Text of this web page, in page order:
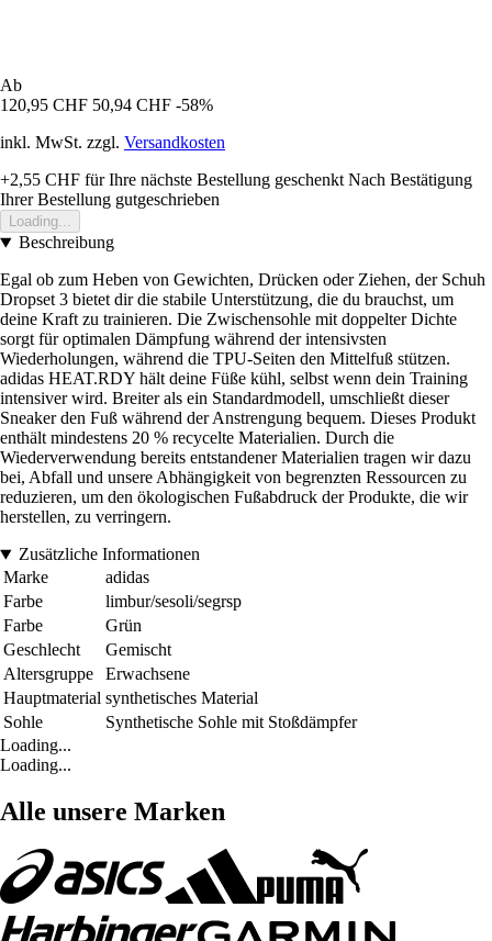
Ab
120,95 CHF 50,94 CHF -58%
inkl. MwSt. zzgl. Versandkosten
+2,55 CHF für Ihre nächste Bestellung geschenkt Nach Bestätigung
Ihrer Bestellung gutgeschrieben
Loading...
Beschreibung
Egal ob zum Heben von Gewichten, Drücken oder Ziehen, der Schuh
Dropset 3 bietet dir die stabile Unterstützung, die du brauchst, um
deine Kraft zu trainieren. Die Zwischensohle mit doppelter Dichte
sorgt für optimalen Dämpfung während der intensivsten
Wiederholungen, während die TPU-Seiten den Mittelfuß stützen.
adidas HEAT.RDY hält deine Füße kühl, selbst wenn dein Training
intensiver wird. Breiter als ein Standardmodell, umschließt dieser
Sneaker den Fuß während der Anstrengung bequem. Dieses Produkt
enthält mindestens 20 % recycelte Materialien. Durch die
Wiederverwendung bereits entstandener Materialien tragen wir dazu
bei, Abfall und unsere Abhängigkeit von begrenzten Ressourcen zu
reduzieren, um den ökologischen Fußabdruck der Produkte, die wir
herstellen, zu verringern.
Zusätzliche Informationen
Marke
adidas
Farbe
limbur/sesoli/segrsp
Farbe
Grün
Geschlecht
Gemischt
Altersgruppe
Erwachsene
Hauptmaterial synthetisches Material
Sohle
Synthetische Sohle mit Stoßdämpfer
Loading...
Loading...
Alle unsere Marken